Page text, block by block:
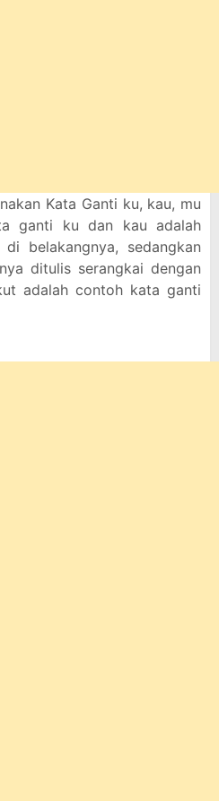
Kata Ganti ku, kau, mu
ganti ku dan kau adalah
belakangnya, sedangkan
ditulis serangkai dengan
adalah contoh kata ganti